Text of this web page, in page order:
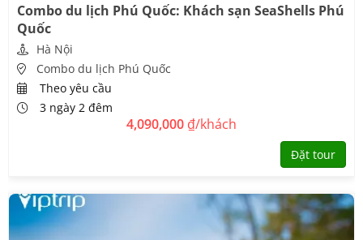
Combo du lịch Phú Quốc: Khách sạn SeaShells Phú
Quốc
Hà Nội
Combo du lịch Phú Quốc
Theo yêu cầu
3 ngày 2 đêm
4,090,000 ₫/khách
Đặt tour